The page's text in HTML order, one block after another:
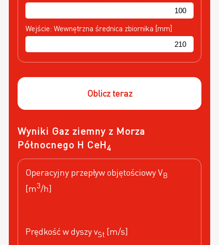
Wejście: Wewnętrzna średnica zbiornika [mm]
Oblicz teraz
Wyniki Gaz ziemny z Morza
Północnego H CeH4
Operacyjny przepływ objętościowy VB
[m3/h]
Prędkość w dyszy vSt [m/s]